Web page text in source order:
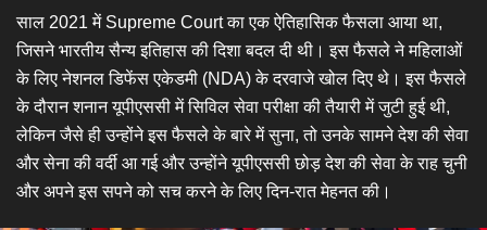
​साल 2021 में Supreme Court का एक ऐतिहासिक फैसला आया था,
जिसने भारतीय सैन्य इतिहास की दिशा बदल दी थी। इस फैसले ने महिलाओं
के लिए नेशनल डिफेंस एकेडमी (NDA) के दरवाजे खोल दिए थे। इस फैसले
के दौरान शनान यूपीएससी में सिविल सेवा परीक्षा की तैयारी में जुटी हुई थी,
लेकिन जैसे ही उन्होंने इस फैसले के बारे में सुना, तो उनके सामने देश की सेवा
और सेना की वर्दी आ गई और उन्होंने यूपीएससी छोड़ देश की सेवा के राह चुनी
और अपने इस सपने को सच करने के लिए दिन-रात मेहनत की।​